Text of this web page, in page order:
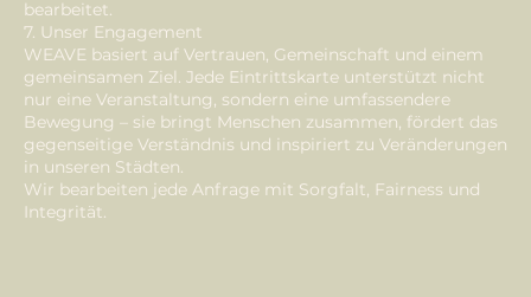
bearbeitet.
7. Unser Engagement
WEAVE basiert auf Vertrauen, Gemeinschaft und einem
gemeinsamen Ziel. Jede Eintrittskarte unterstützt nicht
nur eine Veranstaltung, sondern eine umfassendere
Bewegung – sie bringt Menschen zusammen, fördert das
gegenseitige Verständnis und inspiriert zu Veränderungen
in unseren Städten.
Wir bearbeiten jede Anfrage mit Sorgfalt, Fairness und
Integrität.